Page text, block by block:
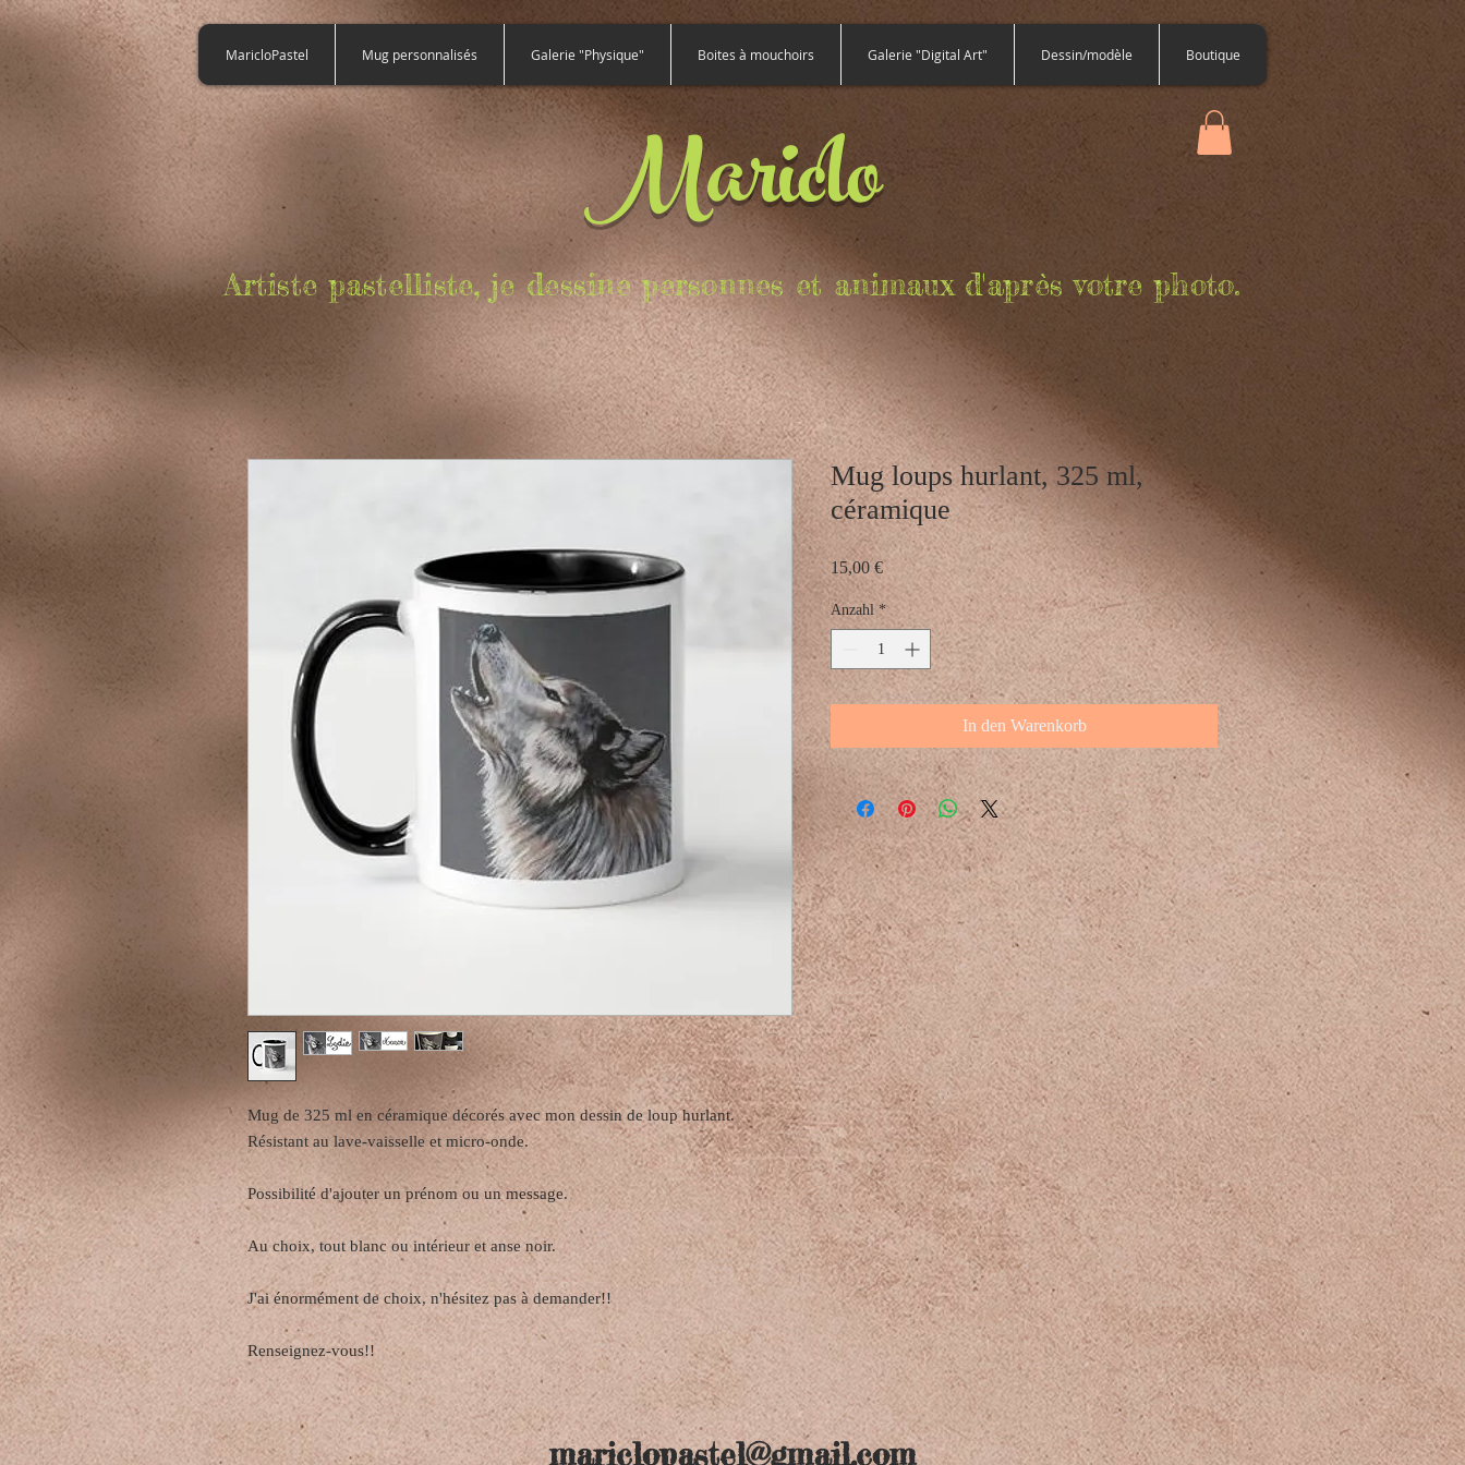
922353725154365
MaricloPastel Mug personnalisés Galerie "Physique" Boites à mouchoirs Galerie "Digital Art" Dessin/modèle Boutique
Mariclo
Artiste pastelliste, je dessine personnes et animaux d'après votre photo.
Mug de 325 ml en céramique décorés avec mon dessin de loup hurlant.
Résistant au lave-vaisselle et micro-onde.
Possibilité d'ajouter un prénom ou un message.
Au choix, tout blanc ou intérieur et anse noir.
J'ai énormément de choix, n'hésitez pas à demander!!
Renseignez-vous!!
Mug loups hurlant, 325 ml,
céramique
15,00 €Preis
Anzahl *
In den Warenkorb
mariclopastel@gmail.com